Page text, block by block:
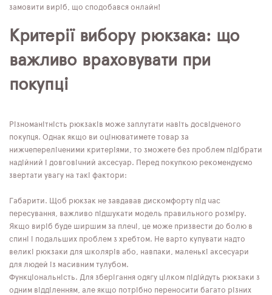
замовити виріб, що сподобався онлайн!
Критерії вибору рюкзака: що
важливо враховувати при
покупці
Різноманітність рюкзаків може заплутати навіть досвідченого
покупця. Однак якщо ви оцінюватимете товар за
нижчепереліченими критеріями, то зможете без проблем підібрати
надійний і довговічний аксесуар. Перед покупкою рекомендуємо
звертати увагу на такі фактори:
Габарити. Щоб рюкзак не завдавав дискомфорту під час
пересування, важливо підшукати модель правильного розміру.
Якщо виріб буде ширшим за плечі, це може призвести до болю в
спині і подальших проблем з хребтом. Не варто купувати надто
великі рюкзаки для школярів або, навпаки, маленькі аксесуари
для людей із масивним тулубом.
Функціональність. Для зберігання одягу цілком підійдуть рюкзаки з
одним відділенням, але якщо потрібно переносити багато різних